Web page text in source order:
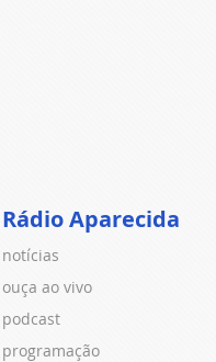
Rádio Aparecida
notícias
ouça ao vivo
podcast
programação